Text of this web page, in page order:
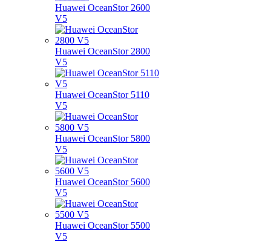
Huawei OceanStor 2600
V5
Huawei OceanStor 2800
V5
Huawei OceanStor 5110
V5
Huawei OceanStor 5800
V5
Huawei OceanStor 5600
V5
Huawei OceanStor 5500
V5